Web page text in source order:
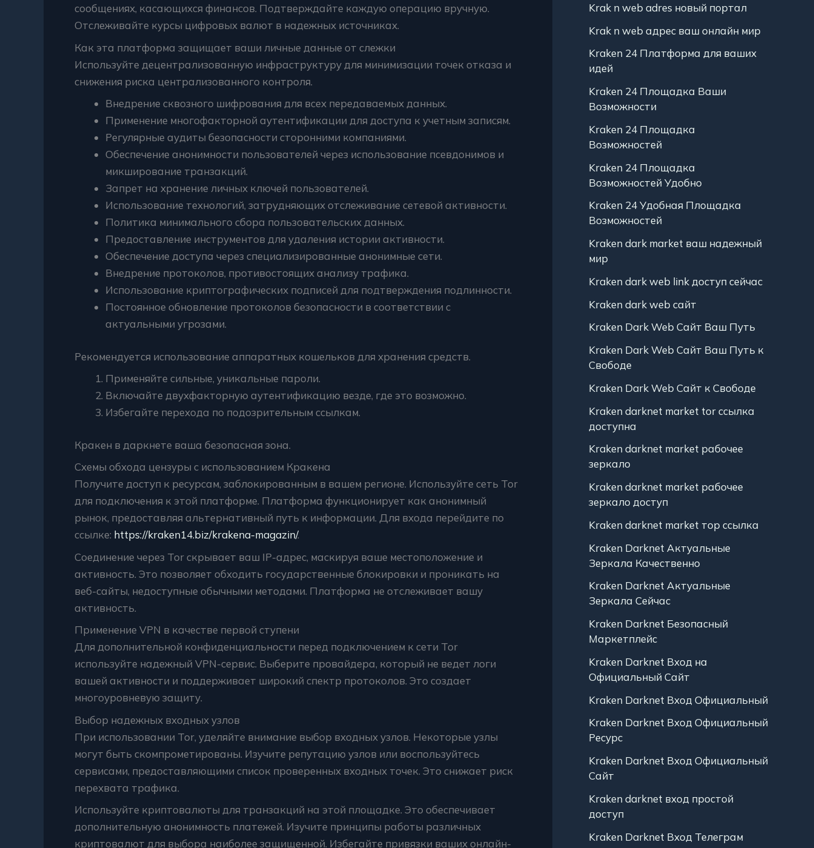
сообщениях, касающихся финансов. Подтверждайте каждую операцию вручную.
Отслеживайте курсы цифровых валют в надежных источниках.
Как эта платформа защищает ваши личные данные от слежки
Используйте децентрализованную инфраструктуру для минимизации точек отказа и
снижения риска централизованного контроля.
Внедрение сквозного шифрования для всех передаваемых данных.
Применение многофакторной аутентификации для доступа к учетным записям.
Регулярные аудиты безопасности сторонними компаниями.
Обеспечение анонимности пользователей через использование псевдонимов и
микширование транзакций.
Запрет на хранение личных ключей пользователей.
Использование технологий, затрудняющих отслеживание сетевой активности.
Политика минимального сбора пользовательских данных.
Предоставление инструментов для удаления истории активности.
Обеспечение доступа через специализированные анонимные сети.
Внедрение протоколов, противостоящих анализу трафика.
Использование криптографических подписей для подтверждения подлинности.
Постоянное обновление протоколов безопасности в соответствии с
актуальными угрозами.
Рекомендуется использование аппаратных кошельков для хранения средств.
Применяйте сильные, уникальные пароли.
Включайте двухфакторную аутентификацию везде, где это возможно.
Избегайте перехода по подозрительным ссылкам.
Кракен в даркнете ваша безопасная зона.
Схемы обхода цензуры с использованием Кракена
Получите доступ к ресурсам, заблокированным в вашем регионе. Используйте сеть Tor
для подключения к этой платформе. Платформа функционирует как анонимный
рынок, предоставляя альтернативный путь к информации. Для входа перейдите по
ссылке: https://kraken14.biz/krakena-magazin/.
Соединение через Tor скрывает ваш IP-адрес, маскируя ваше местоположение и
активность. Это позволяет обходить государственные блокировки и проникать на
веб-сайты, недоступные обычными методами. Платформа не отслеживает вашу
активность.
Применение VPN в качестве первой ступени
Для дополнительной конфиденциальности перед подключением к сети Tor
используйте надежный VPN-сервис. Выберите провайдера, который не ведет логи
вашей активности и поддерживает широкий спектр протоколов. Это создает
многоуровневую защиту.
Выбор надежных входных узлов
При использовании Tor, уделяйте внимание выбор входных узлов. Некоторые узлы
могут быть скомпрометированы. Изучите репутацию узлов или воспользуйтесь
сервисами, предоставляющими список проверенных входных точек. Это снижает риск
перехвата трафика.
Используйте криптовалюты для транзакций на этой площадке. Это обеспечивает
дополнительную анонимность платежей. Изучите принципы работы различных
криптовалют для выбора наиболее защищенной. Избегайте привязки ваших онлайн-
Krak n web adres новый портал
Krak n web адрес ваш онлайн мир
Kraken 24 Платформа для ваших
идей
Kraken 24 Площадка Ваши
Возможности
Kraken 24 Площадка
Возможностей
Kraken 24 Площадка
Возможностей Удобно
Kraken 24 Удобная Площадка
Возможностей
Kraken dark market ваш надежный
мир
Kraken dark web link доступ сейчас
Kraken dark web сайт
Kraken Dark Web Сайт Ваш Путь
Kraken Dark Web Сайт Ваш Путь к
Свободе
Kraken Dark Web Сайт к Свободе
Kraken darknet market tor ссылка
доступна
Kraken darknet market рабочее
зеркало
Kraken darknet market рабочее
зеркало доступ
Kraken darknet market тор ссылка
Kraken Darknet Актуальные
Зеркала Качественно
Kraken Darknet Актуальные
Зеркала Сейчас
Kraken Darknet Безопасный
Маркетплейс
Kraken Darknet Вход на
Официальный Сайт
Kraken Darknet Вход Официальный
Kraken Darknet Вход Официальный
Ресурс
Kraken Darknet Вход Официальный
Сайт
Kraken darknet вход простой
доступ
Kraken Darknet Вход Телеграм